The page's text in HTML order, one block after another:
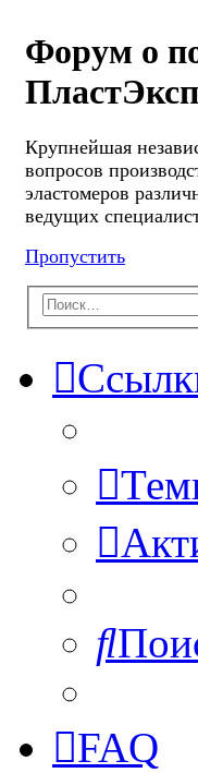
Форум о
Крупнейшая
вопросов
эластомеров
ведущих
Пропустить
FAQ